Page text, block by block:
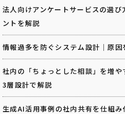
法人向けアンケートサービスの選
ントを解説
情報過多を防ぐシステム設計｜原
社内の「ちょっとした相談」を増や
3層設計で解説
生成AI活用事例の社内共有を仕組